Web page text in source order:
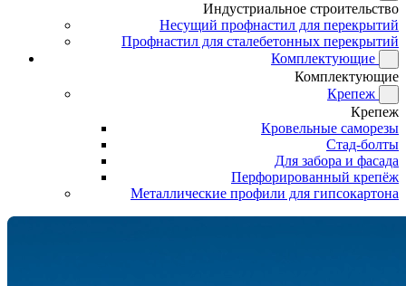
Индустриальное строительство
Несущий профнастил для перекрытий
Профнастил для сталебетонных перекрытий
Комплектующие
Комплектующие
Крепеж
Крепеж
Кровельные саморезы
Стад-болты
Для забора и фасада
Перфорированный крепёж
Металлические профили для гипсокартона